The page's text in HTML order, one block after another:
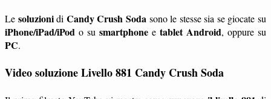
Le soluzionidi Candy Crush Soda sono le stesse sia se giocate su
iPhone/iPad/iPod o su smartphone e tablet Android, oppure su
PC.
Video soluzione Livello 881 Candy Crush Soda